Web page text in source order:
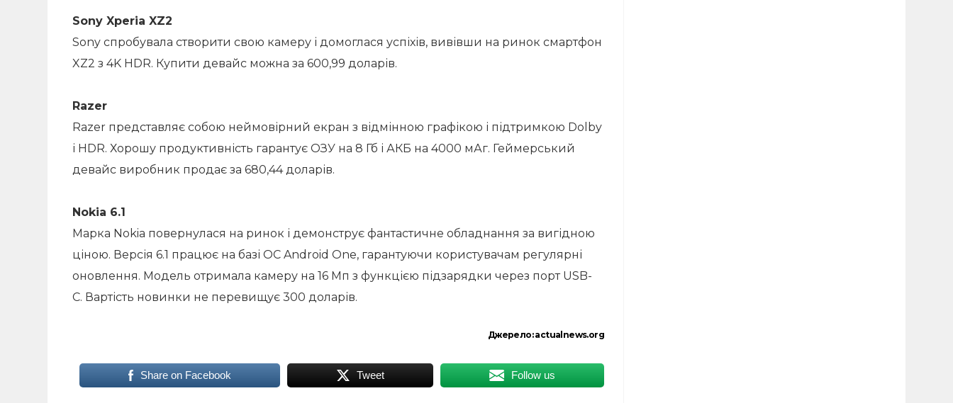
Sony Xperia XZ2
Sony спробувала створити свою камеру і домоглася успіхів, вивівши на ринок смартфон
XZ2 з 4K HDR. Купити девайс можна за 600,99 доларів.
Razer
Razer представляє собою неймовірний екран з відмінною графікою і підтримкою Dolby
і HDR. Хорошу продуктивність гарантує ОЗУ на 8 Гб і АКБ на 4000 мАг. Геймерський
девайс виробник продає за 680,44 доларів.
Nokia 6.1
Марка Nokia повернулася на ринок і демонструє фантастичне обладнання за вигідною
ціною. Версія 6.1 працює на базі ОС Android One, гарантуючи користувачам регулярні
оновлення. Модель отримала камеру на 16 Мп з функцією підзарядки через порт USB-
C. Вартість новинки не перевищує 300 доларів.
Джерело:actualnews.org
Share on Facebook Tweet Follow us